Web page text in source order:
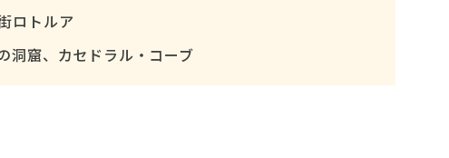
ロトルア
洞窟、カセドラル・コーブ